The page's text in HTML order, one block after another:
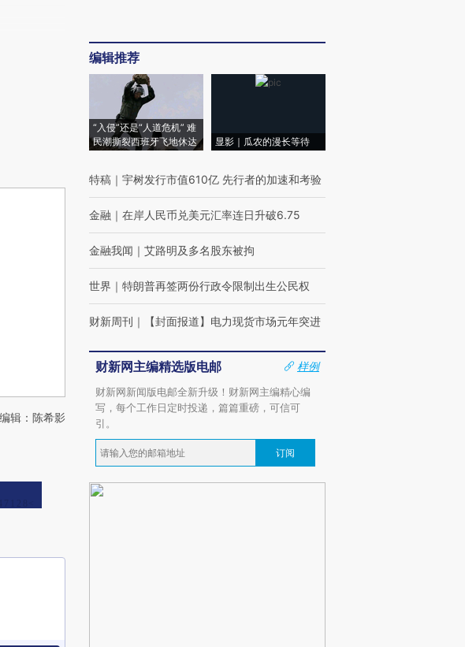
辑：陈希影
编辑推荐
“入侵”还是“人道危机” 难
民潮撕裂西班牙飞地休达
显影｜瓜农的漫长等待
特稿 ｜ 宇树发行市值610亿 先行者的加速和考验
金融 ｜ 在岸人民币兑美元汇率连日升破6.75
金融我闻 ｜ 艾路明及多名股东被拘
世界 ｜ 特朗普再签两份行政令限制出生公民权
财新周刊 ｜ 【封面报道】电力现货市场元年突进
财新网主编精选版电邮
样例
财新网新闻版电邮全新升级！财新网主编精心编
写，每个工作日定时投递，篇篇重磅，可信可
引。
订阅